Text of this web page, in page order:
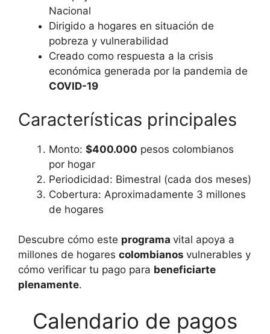
Nacional
Dirigido a hogares en situación de
pobreza y vulnerabilidad
Creado como respuesta a la crisis
económica generada por la pandemia de
COVID-19
Características principales
Monto: $400.000 pesos colombianos
por hogar
Periodicidad: Bimestral (cada dos meses)
Cobertura: Aproximadamente 3 millones
de hogares
Descubre cómo este programa vital apoya a
millones de hogares colombianos vulnerables y
cómo verificar tu pago para beneficiarte
plenamente.
Calendario de pagos